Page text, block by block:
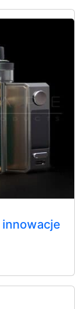
innowacje